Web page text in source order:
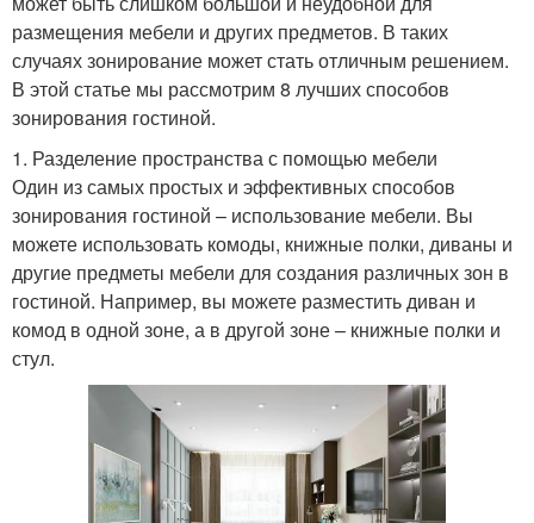
размещения мебели и других предметов. В таких
случаях зонирование может стать отличным решением.
В этой статье мы рассмотрим 8 лучших способов
зонирования гостиной.
1. Разделение пространства с помощью мебели
Один из самых простых и эффективных способов
зонирования гостиной – использование мебели. Вы
можете использовать комоды, книжные полки, диваны и
другие предметы мебели для создания различных зон в
гостиной. Например, вы можете разместить диван и
комод в одной зоне, а в другой зоне – книжные полки и
стул.